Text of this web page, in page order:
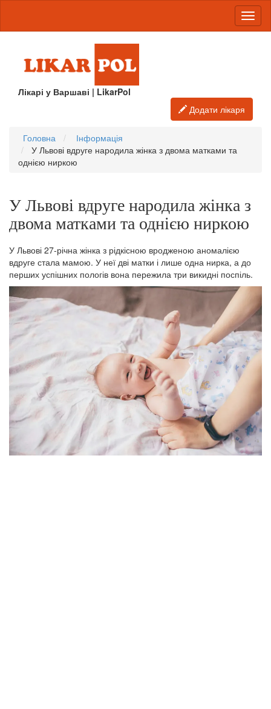
Лікарі у Варшаві | LikarPol
Додати лікаря
Головна
Інформація
У Львові вдруге народила жінка з двома матками та
однією ниркою
У Львові вдруге народила жінка з
двома матками та однією ниркою
У Львові 27-річна жінка з рідкісною вродженою аномалією
вдруге стала мамою. У неї дві матки і лише одна нирка, а до
перших успішних пологів вона пережила три викидні поспіль.